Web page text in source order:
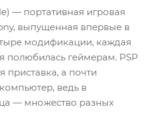
— портативная игровая
выпущенная впервые в
модификации, каждая
полюбилась геймерам. PSP
приставка, а почти
ведь в
— множество разных